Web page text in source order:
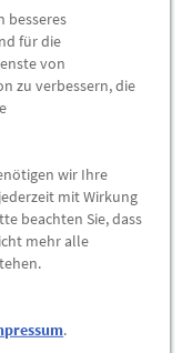
d 4MATIC
/ A 220 d
besseres
für die
von
zu verbessern, die
wir Ihre
mit Wirkung
beachten Sie, dass
mehr alle
.